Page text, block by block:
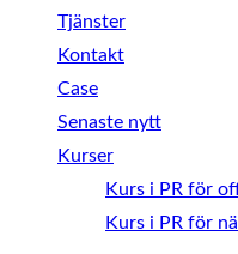
Tjänster
Kontakt
Case
Senaste nytt
Kurser
Kurs i PR för
Kurs i PR för